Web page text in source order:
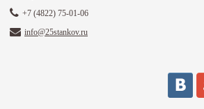
+7 (4822) 75-01-06
info@25stankov.ru